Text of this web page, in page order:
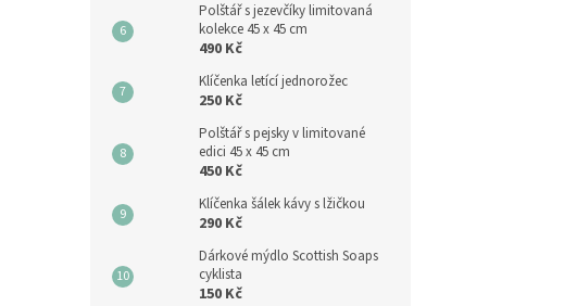
Polštář s jezevčíky limitovaná
kolekce 45 x 45 cm
490 Kč
Klíčenka letící jednorožec
250 Kč
Polštář s pejsky v limitované
edici 45 x 45 cm
450 Kč
Klíčenka šálek kávy s lžičkou
290 Kč
Dárkové mýdlo Scottish Soaps
cyklista
150 Kč